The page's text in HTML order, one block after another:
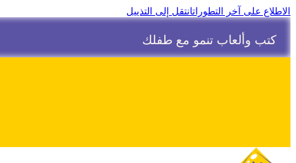
الاطلاع على آخر التطوراتانتقل إلى التذييل
كتب وألعاب تنمو مع طفلك